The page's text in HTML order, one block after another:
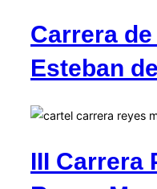
Carrera
Esteban
III Carrera